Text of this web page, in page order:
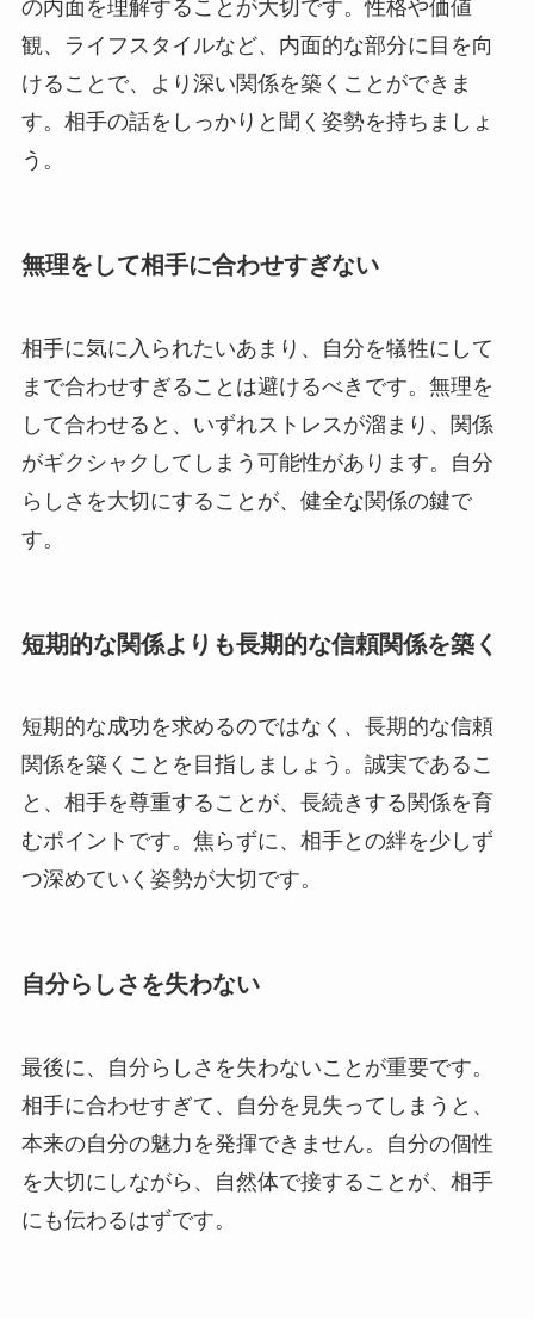
の内面を理解することが大切です。性格や価値
観、ライフスタイルなど、内面的な部分に目を向
けることで、より深い関係を築くことができま
す。相手の話をしっかりと聞く姿勢を持ちましょ
う。
無理をして相手に合わせすぎない
相手に気に入られたいあまり、自分を犠牲にして
まで合わせすぎることは避けるべきです。無理を
して合わせると、いずれストレスが溜まり、関係
がギクシャクしてしまう可能性があります。自分
らしさを大切にすることが、健全な関係の鍵で
す。
短期的な関係よりも長期的な信頼関係を築く
短期的な成功を求めるのではなく、長期的な信頼
関係を築くことを目指しましょう。誠実であるこ
と、相手を尊重することが、長続きする関係を育
むポイントです。焦らずに、相手との絆を少しず
つ深めていく姿勢が大切です。
自分らしさを失わない
最後に、自分らしさを失わないことが重要です。
相手に合わせすぎて、自分を見失ってしまうと、
本来の自分の魅力を発揮できません。自分の個性
を大切にしながら、自然体で接することが、相手
にも伝わるはずです。